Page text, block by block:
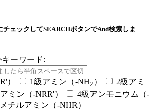
ェックしてSEARCHボタンでAnd検索しま
キーワード:
） 1級アミン（-NH2 ）
2級アミ
ミン（-NRR'）
4級アンモニウム（-
チルアミン（-NHR）